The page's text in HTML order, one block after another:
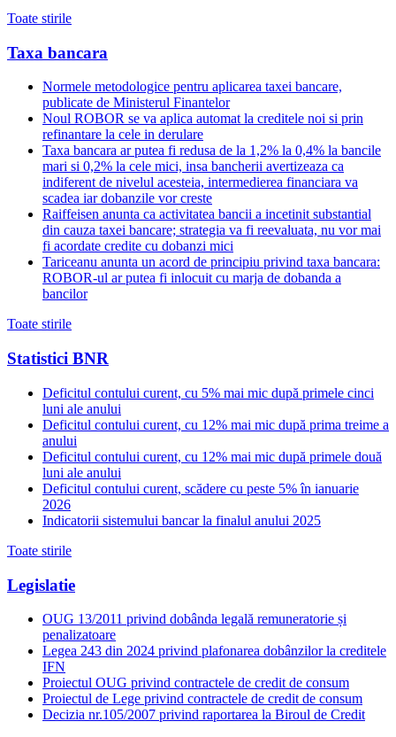
Toate stirile
Taxa bancara
Normele metodologice pentru aplicarea taxei bancare,
publicate de Ministerul Finantelor
Noul ROBOR se va aplica automat la creditele noi si prin
refinantare la cele in derulare
Taxa bancara ar putea fi redusa de la 1,2% la 0,4% la bancile
mari si 0,2% la cele mici, insa bancherii avertizeaza ca
indiferent de nivelul acesteia, intermedierea financiara va
scadea iar dobanzile vor creste
Raiffeisen anunta ca activitatea bancii a incetinit substantial
din cauza taxei bancare; strategia va fi reevaluata, nu vor mai
fi acordate credite cu dobanzi mici
Tariceanu anunta un acord de principiu privind taxa bancara:
ROBOR-ul ar putea fi inlocuit cu marja de dobanda a
bancilor
Toate stirile
Statistici BNR
Deficitul contului curent, cu 5% mai mic după primele cinci
luni ale anului
Deficitul contului curent, cu 12% mai mic după prima treime a
anului
Deficitul contului curent, cu 12% mai mic după primele două
luni ale anului
Deficitul contului curent, scădere cu peste 5% în ianuarie
2026
Indicatorii sistemului bancar la finalul anului 2025
Toate stirile
Legislatie
OUG 13/2011 privind dobânda legală remuneratorie și
penalizatoare
Legea 243 din 2024 privind plafonarea dobânzilor la creditele
IFN
Proiectul OUG privind contractele de credit de consum
Proiectul de Lege privind contractele de credit de consum
Decizia nr.105/2007 privind raportarea la Biroul de Credit